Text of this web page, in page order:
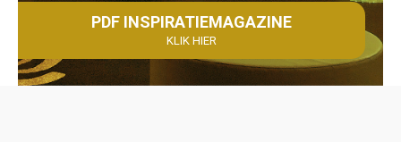
PDF INSPIRATIEMAGAZINE
KLIK HIER